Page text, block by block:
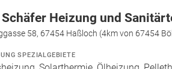
Schäfer Heizung und
58, 67454 Haßloch (4km von 67454
SPEZIALGEBIETE